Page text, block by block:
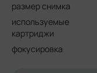
размер снимка
используемые
картриджи
фокусировка